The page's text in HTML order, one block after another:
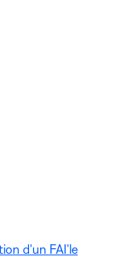
d'un FAI'le